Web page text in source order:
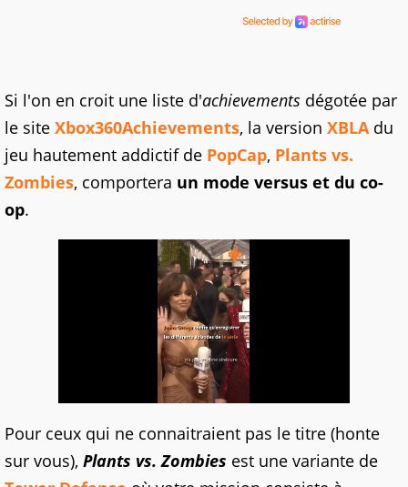
Si l'on en croit une liste d'achievements dégotée par
le site Xbox360Achievements, la version XBLA du
jeu hautement addictif de PopCap, Plants vs.
Zombies, comportera un mode versus et du co-
op.
Pour ceux qui ne connaitraient pas le titre (honte
sur vous), Plants vs. Zombies est une variante de